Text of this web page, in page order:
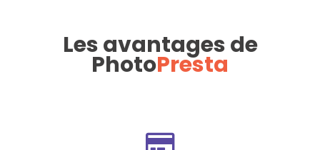
Les avantages de
PhotoPresta